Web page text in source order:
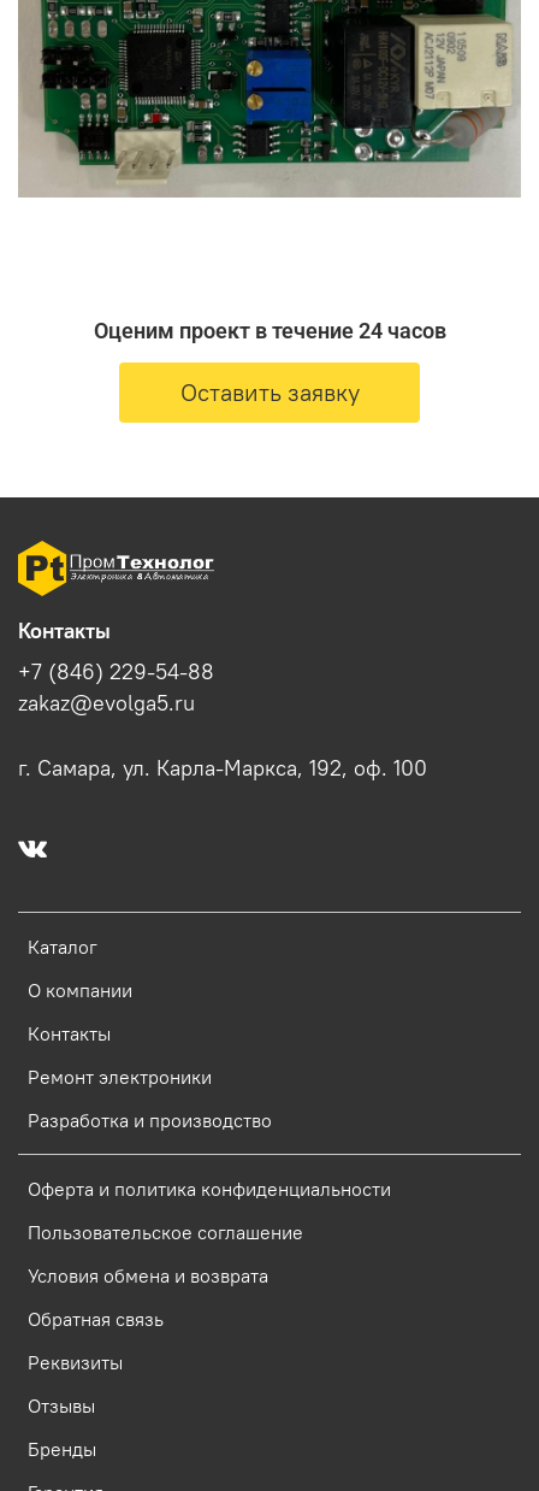
Оценим проект в течение 24 часов
Оставить заявку
Каталог
О компании
Контакты
Ремонт электроники
Разработка и производство
Оферта и политика конфиденциальности
Пользовательское соглашение
Условия обмена и возврата
Обратная связь
Реквизиты
Отзывы
Бренды
Контакты
+7 (846) 229-54-88
zakaz@evolga5.ru
г. Самара, ул. Карла-Маркса, 192, оф. 100